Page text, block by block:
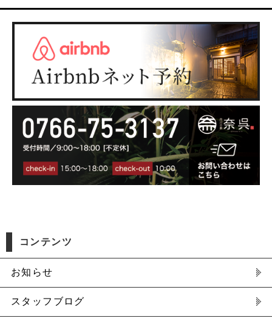
コンテンツ
お知らせ
スタッフブログ